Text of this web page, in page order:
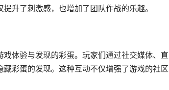
升了刺激感，也增加了团队作战的乐趣。
体验与发现的彩蛋。玩家们通过社交媒体、直
彩蛋的发现。这种互动不仅增强了游戏的社区